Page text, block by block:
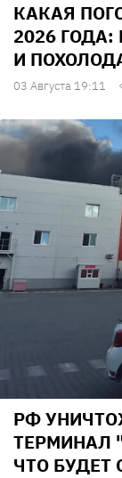
КАКАЯ
2026
И
03 Августа 19:11
РФ
ТЕРМИНАЛ
ЧТО